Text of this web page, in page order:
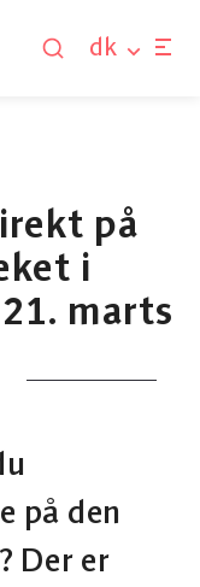
dk
på
i
marts
på den
Der er